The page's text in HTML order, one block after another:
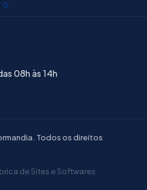
08h às 14h
Todos os direitos
de Sites e Softwares